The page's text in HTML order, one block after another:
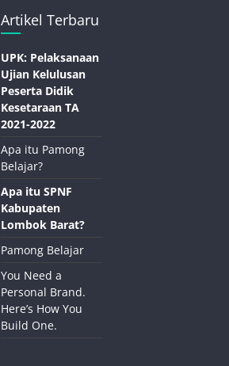
Artikel Terbaru
UPK: Pelaksanaan
Ujian Kelulusan
Peserta Didik
Kesetaraan TA
2021-2022
Apa itu Pamong
Belajar?
Apa itu SPNF
Kabupaten
Lombok Barat?
Pamong Belajar
You Need a
Personal Brand.
Here’s How You
Build One.